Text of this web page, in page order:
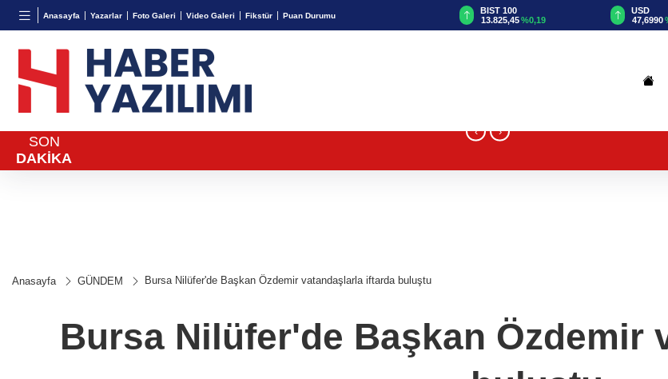
Anasayfa Yazarlar Foto Galeri Video Galeri Fikstür Puan Durumu
BGN
27,9743 %-0,22
VND
0,0018%0,25
6.626,87
BIST 100
13.825,45 %0,19
USD
47,6990
SON
DAKİKA
‹ ›
Anasayfa GÜNDEM Bursa Nilüfer'de Başkan Özdemir vatandaşlarla iftarda buluştu
Bursa Nilüfer'de Başkan Özdemir